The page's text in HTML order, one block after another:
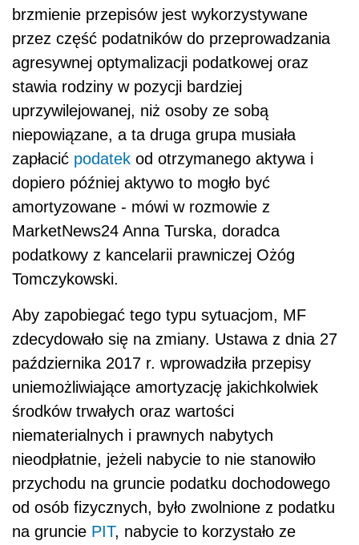
brzmienie przepisów jest wykorzystywane
przez część podatników do przeprowadzania
agresywnej optymalizacji podatkowej oraz
stawia rodziny w pozycji bardziej
uprzywilejowanej, niż osoby ze sobą
niepowiązane, a ta druga grupa musiała
zapłacić podatek od otrzymanego aktywa i
dopiero później aktywo to mogło być
amortyzowane - mówi w rozmowie z
MarketNews24 Anna Turska, doradca
podatkowy z kancelarii prawniczej Ożóg
Tomczykowski.
Aby zapobiegać tego typu sytuacjom, MF
zdecydowało się na zmiany. Ustawa z dnia 27
października 2017 r. wprowadziła przepisy
uniemożliwiające amortyzację jakichkolwiek
środków trwałych oraz wartości
niematerialnych i prawnych nabytych
nieodpłatnie, jeżeli nabycie to nie stanowiło
przychodu na gruncie podatku dochodowego
od osób fizycznych, było zwolnione z podatku
na gruncie PIT, nabycie to korzystało ze